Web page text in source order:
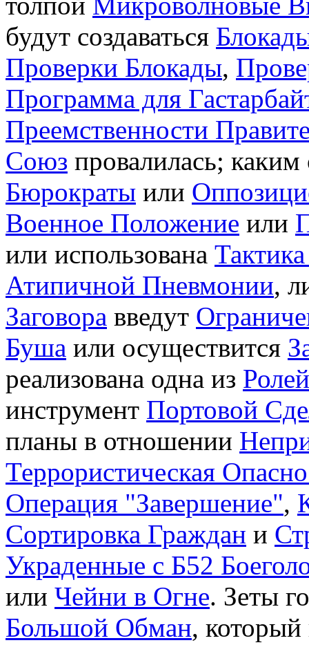
будут создаваться
Проверки Блокады,
Программа для
Преемственности
Союз провалилась; каким
Бюрократы или
Военное Положение или
или использована
Атипичной Пневмонии,
Заговора введут
Буша или осуществится
реализована одна из
инструмент Портовой
планы в отношении
Террористическая
Операция "Завершение",
Сортировка Граждан и
Украденные с Б52
или Чейни в Огне. Зеты
Большой Обман,